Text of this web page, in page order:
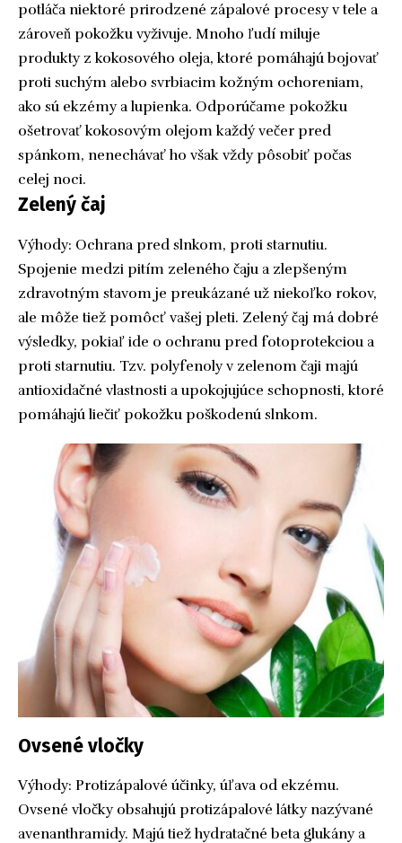
potláča niektoré prirodzené zápalové procesy v tele a
zároveň pokožku vyživuje. Mnoho ľudí miluje
produkty z kokosového oleja, ktoré pomáhajú bojovať
proti suchým alebo svrbiacim kožným ochoreniam,
ako sú ekzémy a lupienka. Odporúčame pokožku
ošetrovať kokosovým olejom každý večer pred
spánkom, nenechávať ho však vždy pôsobiť počas
celej noci.
Zelený čaj
Výhody: Ochrana pred slnkom, proti starnutiu.
Spojenie medzi pitím zeleného čaju a zlepšeným
zdravotným stavom je preukázané už niekoľko rokov,
ale môže tiež pomôcť vašej pleti. Zelený čaj má dobré
výsledky, pokiaľ ide o ochranu pred fotoprotekciou a
proti starnutiu. Tzv. polyfenoly v zelenom čaji majú
antioxidačné vlastnosti a upokojujúce schopnosti, ktoré
pomáhajú liečiť pokožku poškodenú slnkom.
Ovsené vločky
Výhody: Protizápalové účinky, úľava od ekzému.
Ovsené vločky obsahujú protizápalové látky nazývané
avenanthramidy. Majú tiež hydratačné beta glukány a